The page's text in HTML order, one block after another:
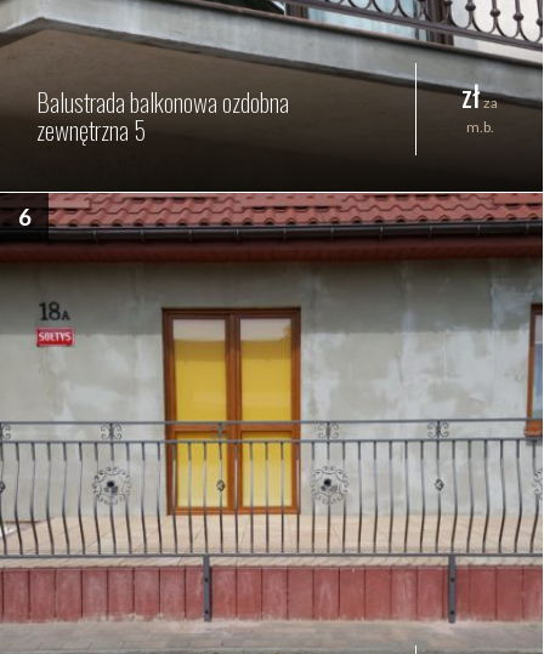
Balustrada balkonowa ozdobna
zewnętrzna 5
zł za
m.b.
6